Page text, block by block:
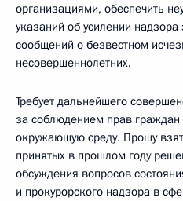
организациями, обеспечить
указаний об усилении
сообщений о безвестном
несовершеннолетних.
Требует дальнейшего
за соблюдением прав граждан
окружающую среду. Прошу
принятых в прошлом году
обсуждения вопросов
и прокурорского надзора в